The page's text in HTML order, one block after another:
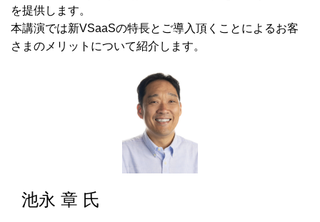
を提供します。
本講演では新VSaaSの特長とご導入頂くことによるお客
さまのメリットについて紹介します。
池永 章 氏